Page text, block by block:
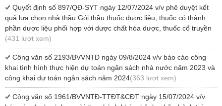
Quyết định số 897/QĐ-SYT ngày 12/07/2024 v/v phê duyệt kết
quả lựa chọn nhà thầu Gói thầu thuốc dược liệu, thuốc có thành
phần dược liệu phối hợp với dược chất hóa dược, thuốc cổ truyền
(431 lượt xem)
Công văn số 2193/BVVNTĐ ngày 09/8/2024 v/v báo cáo công
khai tình hình thực hiện dự toán ngân sách nhà nước năm 2023 và
công khai dự toán ngân sách năm 2024(363 lượt xem)
Công văn số 1961/BVVNTĐ-TTĐT&CĐT ngày 15/07/2024 v/v